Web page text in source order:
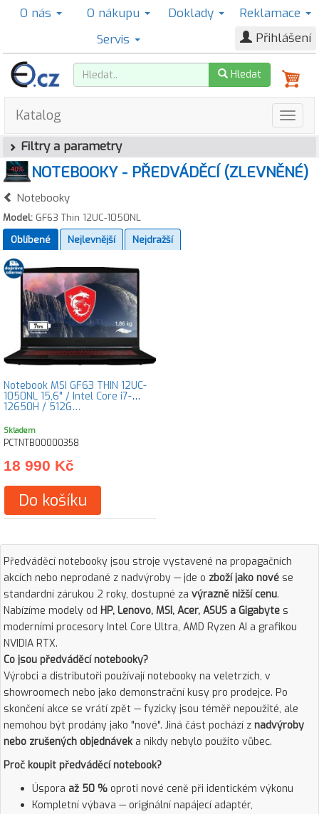
O nás O nákupu Doklady
Reklamace
Servis
Přihlášení
Hledat
Katalog
Filtry a parametry
NOTEBOOKY - PŘEDVÁDĚCÍ (ZLEVNĚNÉ)
Notebooky
Model: GF63 Thin 12UC-1050NL
Oblíbené
Nejlevnější Nejdražší
Notebook MSI GF63 THIN 12UC-
1050NL 15,6" / Intel Core i7-
12650H / 512G…
Skladem
PCTNTB00000358
18 990 Kč
Do košíku
Předváděcí notebooky jsou stroje vystavené na propagačních
akcích nebo neprodané z nadvýroby — jde o zboží jako nové se
standardní zárukou 2 roky, dostupné za výrazně nižší cenu.
Nabízíme modely od HP, Lenovo, MSI, Acer, ASUS a Gigabyte s
moderními procesory Intel Core Ultra, AMD Ryzen AI a grafikou
NVIDIA RTX.
Co jsou předváděcí notebooky?
Výrobci a distributoři používají notebooky na veletrzích, v
showroomech nebo jako demonstrační kusy pro prodejce. Po
skončení akce se vrátí zpět — fyzicky jsou téměř nepoužité, ale
nemohou být prodány jako "nové". Jiná část pochází z nadvýroby
nebo zrušených objednáveka nikdy nebylo použito vůbec.
Proč koupit předváděcí notebook?
Úspora až 50 % oproti nové ceně při identickém výkonu
Kompletní výbava — originální napájecí adaptér,